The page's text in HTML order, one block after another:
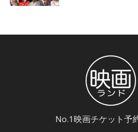
No.1映画チケット予